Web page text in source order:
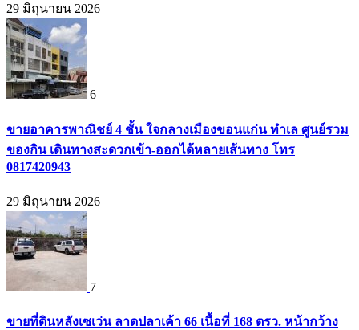
29 มิถุนายน 2026
6
ขายอาคารพาณิชย์ 4 ชั้น ใจกลางเมืองขอนแก่น ทำเล ศูนย์รวม
ของกิน เดินทางสะดวกเข้า-ออกได้หลายเส้นทาง โทร
0817420943
29 มิถุนายน 2026
7
ขายที่ดินหลังเซเว่น ลาดปลาเค้า 66 เนื้อที่ 168 ตรว. หน้ากว้าง